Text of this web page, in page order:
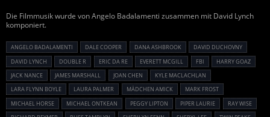
Die Filmmusik wurde von Angelo Badalamenti zusammen mit David Lynch
komponiert.
ANGELO BADALAMENTI DALE COOPER DANA ASHBROOK
DAVID DUCHOVNY
DAVID LYNCH
DOUBLE R ERIC DA RE EVERETT MCGILL FBI
HARRY GOAZ
JACK NANCE
JAMES MARSHALL JOAN CHEN
KYLE MACLACHLAN
LARA FLYNN BOYLE
LAURA PALMER MÄDCHEN AMICK
MARK FROST
MICHAEL HORSE
MICHAEL ONTKEAN PEGGY LIPTON PIPER LAURIE
RAY WISE